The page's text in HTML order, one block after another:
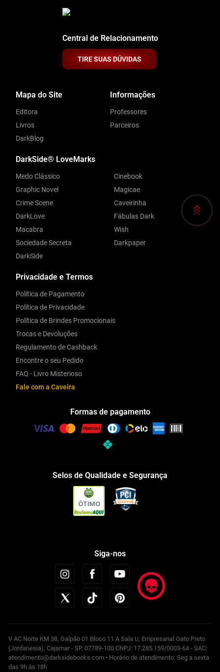
Central de Relacionamento
TIRE SUAS DÚVIDAS
Privacidade e Termos
Política de Pagamento
Política de Privacidade
Política de Brindes Promocionais
Trocas e Devoluções
Regulamento de Cashback
Encontre o seu Pedido
FAQ - Livro Misterioso
Fale com a Caveira
Mapa do Site
Editora
Livros
DarkBlog
Informações
Professores
Parceiros
DarkSide® LoveMarks
Medo Clássico
Graphic Novel
Crime Scene
DarkLove
Macabra
Sociedade Secreta
DarkSide
Cinebook
Magicae
Caveirinha
Fábulas Dark
Wish
Darkpaper
Formas de pagamento
Selos de Qualidade e Segurança
ÓTIMO
Siga-nos
V AC Norte KM 38, Galpão 01 Bloco 11 A Sala U, Empresarial Gato Preto
(Jordanesia), Cajamar - SP, 07789-100 CNPJ: 17.285.159/0003-64 - SAC:
atendimento@darksidebooks.com • Horário de atendimento: Seg a sexta
das 9h às 18h